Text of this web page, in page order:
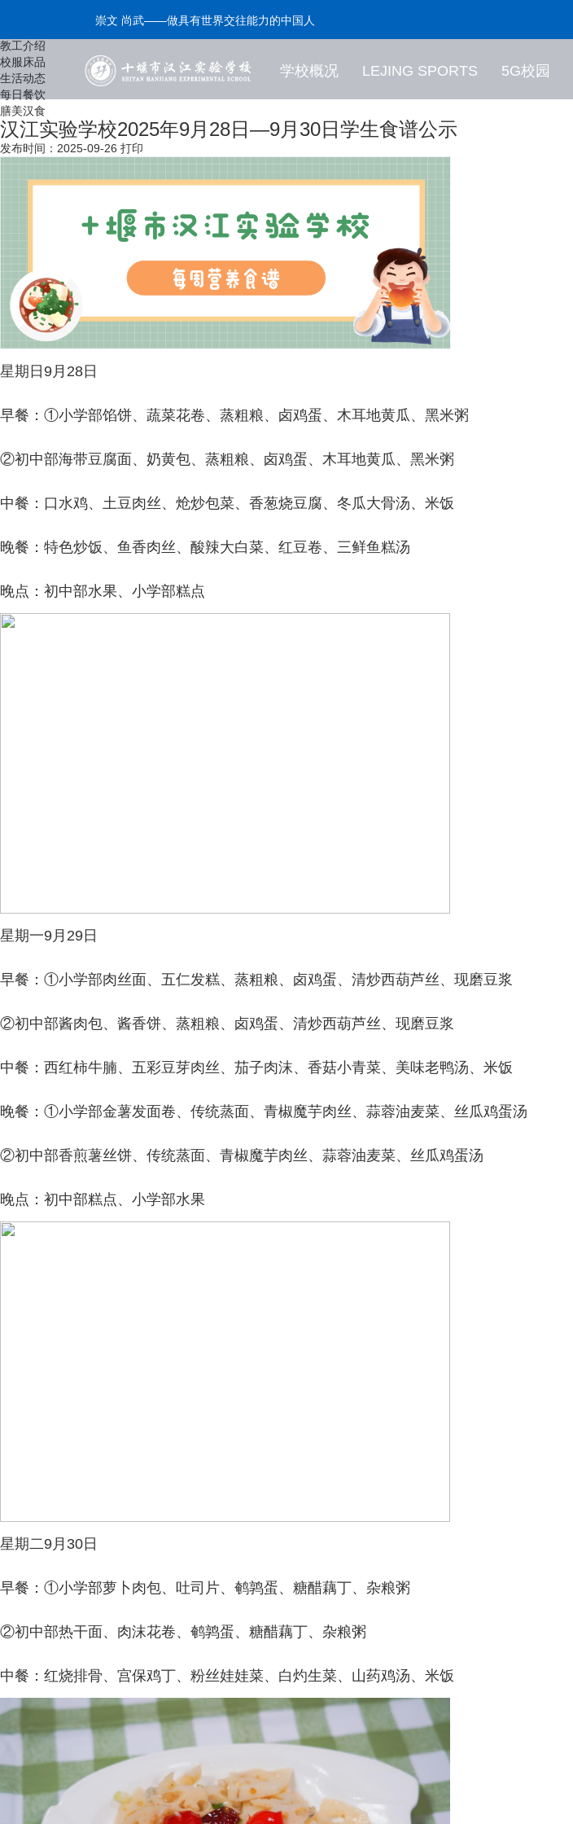
崇文 尚武——做具有世界交往能力的中国人
学校概况 LEJING SPORTS 5G校园
教工介绍
校服床品
生活动态
每日餐饮
膳美汉食
汉江实验学校2025年9月28日—9月30日学生食谱公示
发布时间：2025-09-26 打印
星期日9月28日
早餐：①小学部馅饼、蔬菜花卷、蒸粗粮、卤鸡蛋、木耳地黄瓜、黑米粥
②初中部海带豆腐面、奶黄包、蒸粗粮、卤鸡蛋、木耳地黄瓜、黑米粥
中餐：口水鸡、土豆肉丝、炝炒包菜、香葱烧豆腐、冬瓜大骨汤、米饭
晚餐：特色炒饭、鱼香肉丝、酸辣大白菜、红豆卷、三鲜鱼糕汤
晚点：初中部水果、小学部糕点
星期一9月29日
早餐：①小学部肉丝面、五仁发糕、蒸粗粮、卤鸡蛋、清炒西葫芦丝、现磨豆浆
②初中部酱肉包、酱香饼、蒸粗粮、卤鸡蛋、清炒西葫芦丝、现磨豆浆
中餐：西红柿牛腩、五彩豆芽肉丝、茄子肉沫、香菇小青菜、美味老鸭汤、米饭
晚餐：①小学部金薯发面卷、传统蒸面、青椒魔芋肉丝、蒜蓉油麦菜、丝瓜鸡蛋汤
②初中部香煎薯丝饼、传统蒸面、青椒魔芋肉丝、蒜蓉油麦菜、丝瓜鸡蛋汤
晚点：初中部糕点、小学部水果
星期二9月30日
早餐：①小学部萝卜肉包、吐司片、鹌鹑蛋、糖醋藕丁、杂粮粥
②初中部热干面、肉沫花卷、鹌鹑蛋、糖醋藕丁、杂粮粥
中餐：红烧排骨、宫保鸡丁、粉丝娃娃菜、白灼生菜、山药鸡汤、米饭